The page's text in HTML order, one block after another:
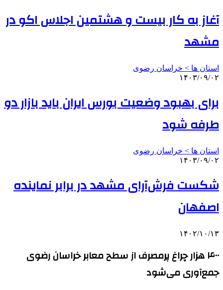
آغاز به کار بیست و هشتمین اجلاس اکو در
مشهد
استان ها > خراسان رضوی
۱۴۰۳/۰۹/۰۲
برای بهبود وضعیت بورس ایران باید بازار دو
طرفه شود
استان ها > خراسان رضوی
۱۴۰۳/۰۹/۰۲
شکست فرش‌آرای مشهد در برابر نماینده
اصفهان
۱۴۰۲/۱۰/۱۳
۴۰۰ هزار چراغ پرمصرف از سطح معابر خراسان رضوی
جمع‌آوری می‌شود